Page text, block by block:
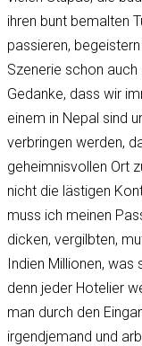
ihren bunt bemalten
passieren,
Szenerie schon
Gedanke, dass wir
einem in Nepal sind
verbringen werden,
geheimnisvollen Ort
nicht die lästigen
muss ich meinen
dicken, vergilbten,
Indien Millionen,
denn jeder Hotelier
man durch den
irgendjemand und